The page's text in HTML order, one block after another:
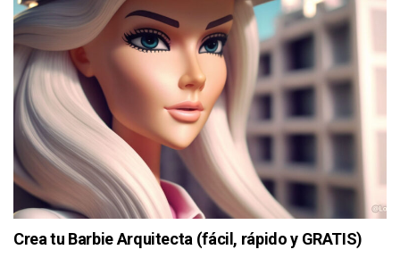
Crea tu Barbie Arquitecta (fácil, rápido y GRATIS)